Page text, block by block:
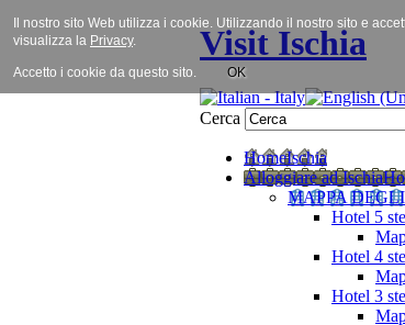
Visit Ischia
Cerca
HomeIschia
Alloggiare ad Ischia
MAPPA
Hotel 5
Hotel 4
Hotel 3
Il nostro sito Web utilizza i cookie. Utilizzando il nostro sito e
visualizza la Privacy.
Accetto i cookie da questo sito. OK